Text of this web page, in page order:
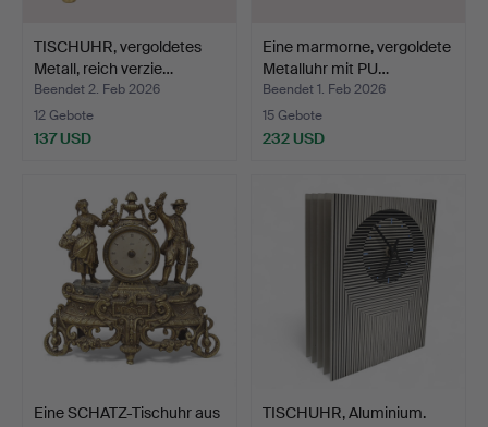
TISCHUHR, vergoldetes
Metall, reich verzie…
Beendet 2. Feb 2026
12 Gebote
137 USD
Eine marmorne, vergoldete
Metalluhr mit PU…
Beendet 1. Feb 2026
15 Gebote
232 USD
Eine SCHATZ-Tischuhr aus
TISCHUHR, Aluminium.